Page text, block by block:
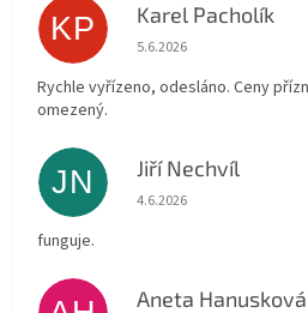
KP Karel Pacholík
Hodnocení obchodu je 4
5.6.2026
Rychle vyřízeno, odesláno. Ceny
omezený.
JN Jiří Nechvíl
Hodnocení obchodu je 5
4.6.2026
funguje.
Aneta Hanusková